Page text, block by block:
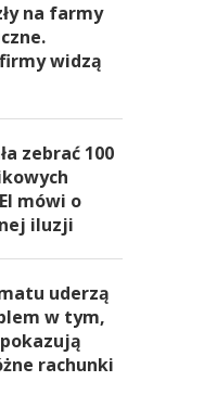
na farmy
widzą
zebrać 100
mówi o
iluzji
uderzą
w tym,
rachunki